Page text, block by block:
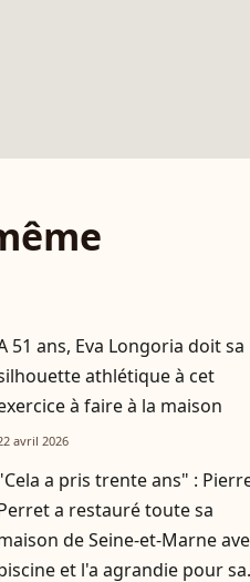
51 ans, Eva Longoria doit sa
athlétique à cet
à faire à la maison
avril 2026
a pris trente ans" :
a restauré toute sa
de Seine-et-Marne
et l'a agrandie pour sa